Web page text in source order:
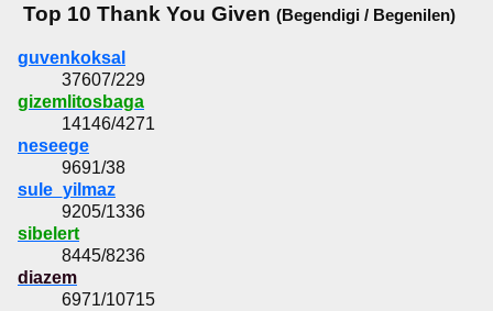
Top 10 Thank You Given (Begendigi / Begenilen)
guvenkoksal
37607/229
gizemlitosbaga
14146/4271
neseege
9691/38
sule_yilmaz
9205/1336
sibelert
8445/8236
diazem
6971/10715